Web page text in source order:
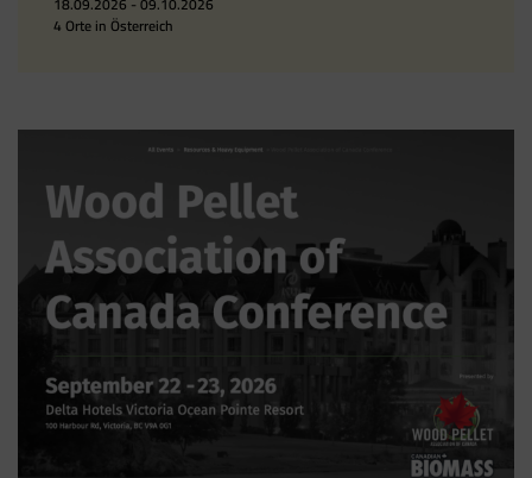
4 Orte in Österreich